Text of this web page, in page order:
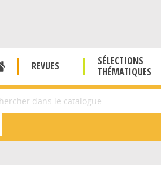
REVUES
SÉLECTIONS
THÉMATIQUES
la Recherche